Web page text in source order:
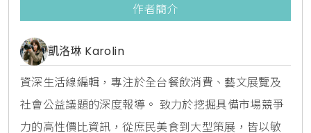
作者簡介
凱洛琳 Karolin
資深生活線編輯，專注於全台餐飲消費、藝文展覽及
社會公益議題的深度報導。 致力於挖掘具備市場競爭
力的高性價比資訊，從庶民美食到大型策展，皆以敏